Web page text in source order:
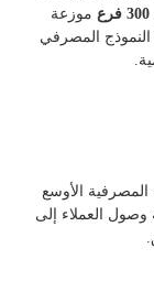
موزعة
المصرفي
الأوسع
وصول العملاء إلى